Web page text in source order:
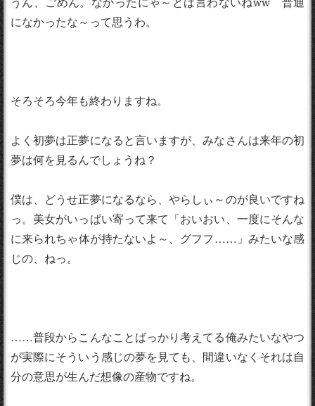
になかったな～って思うわ。
そろそろ今年も終わりますね。
よく初夢は正夢になると言いますが、みなさんは来年の初
夢は何を見るんでしょうね？
僕は、どうせ正夢になるなら、やらしぃ～のが良いですね
っ。美女がいっぱい寄って来て「おいおい、一度にそんな
に来られちゃ体が持たないよ～、グフフ……」みたいな感
じの、ねっ。
……普段からこんなことばっかり考えてる俺みたいなやつ
が実際にそういう感じの夢を見ても、間違いなくそれは自
分の意思が生んだ想像の産物ですね。